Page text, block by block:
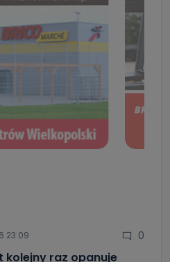
23:09 0
kolejny raz opanuje